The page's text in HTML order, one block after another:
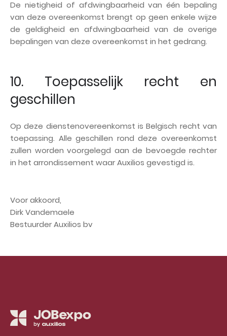
De nietigheid of afdwingbaarheid van één bepaling
van deze overeenkomst brengt op geen enkele wijze
de geldigheid en afdwingbaarheid van de overige
bepalingen van deze overeenkomst in het gedrang.
10. Toepasselijk recht en
geschillen
Op deze dienstenovereenkomst is Belgisch recht van
toepassing. Alle geschillen rond deze overeenkomst
zullen worden voorgelegd aan de bevoegde rechter
in het arrondissement waar Auxilios gevestigd is.
Voor akkoord,
Dirk Vandemaele
Bestuurder Auxilios bv